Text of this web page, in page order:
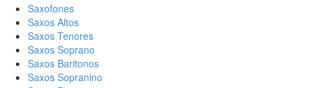
Saxofones
Saxos Altos
Saxos Tenores
Saxos Soprano
Saxos Baritonos
Saxos Sopranino